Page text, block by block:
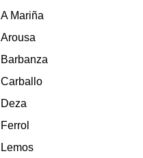
A Mariña
Arousa
Barbanza
Carballo
Deza
Ferrol
Lemos